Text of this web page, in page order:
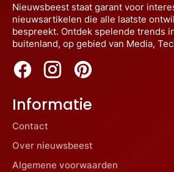
Nieuwsbeest staat garant voor
nieuwsartikelen die alle laatste
bespreekt. Ontdek spelende trends
buitenland, op gebied van Media,
Informatie
Contact
Over nieuwsbeest
Algemene voorwaarden